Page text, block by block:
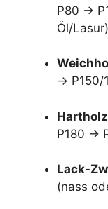
P80 →
Öl/Lasur)
→ P150/
P180 →
Lack-
(nass